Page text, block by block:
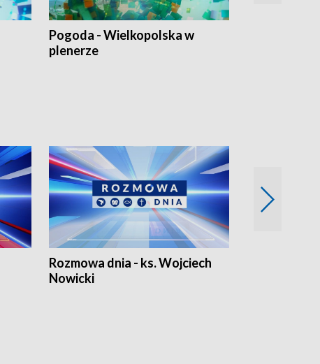
Pogoda - Wielkopolska w
plenerze
Rozmowa dnia - ks. Wojciech
Nowicki